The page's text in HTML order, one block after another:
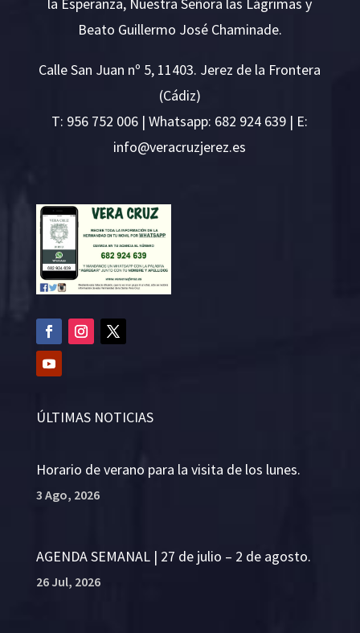
Beato Guillermo José Chaminade.
Calle San Juan nº 5, 11403. Jerez de la Frontera
(Cádiz)
T: 956 752 006 | Whatsapp: 682 924 639 | E:
se.ze
rejzu
rcare
v@ofn
i
ÚLTIMAS NOTICIAS
Horario de verano para la visita de los lunes.
3 Ago, 2026
AGENDA SEMANAL | 27 de julio – 2 de agosto.
26 Jul, 2026